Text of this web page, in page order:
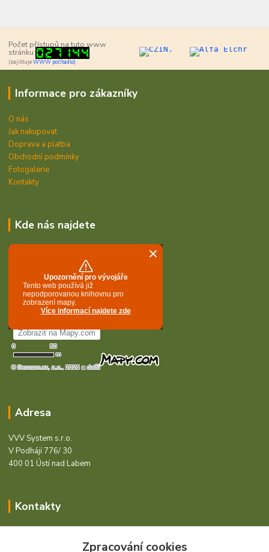
Počet přístupů na tuto www
stránku:
(zajišťujeWWW počítadlo)
Informace pro zákazníky
O nás
Jak nakupovat
Doprava a platba
Obchodní podmínky
Fotogalerie
Kontakty
Kde nás najdete
Adresa
VVV System s.r.o.
V Podhájí 776/ 30
400 01 Ústí nad Labem
Kontakty
Zpracování cookies